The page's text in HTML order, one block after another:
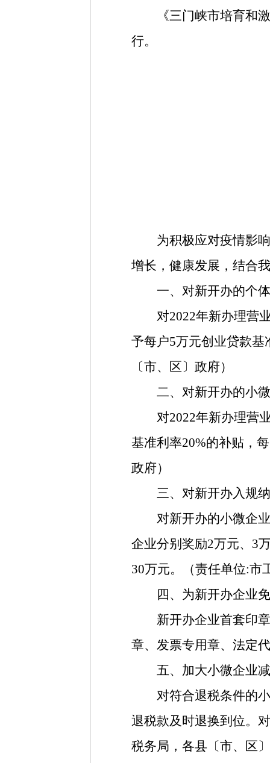
《三门峡市培育和
行。
为积极应对疫情影响
增长，健康发展，结合
一、对新开办的个
对2022年新办理营业
予每户5万元创业贷款基
〔市、区〕政府）
二、对新开办的小
对2022年新办理营业
基准利率20%的补贴，
政府）
三、对新开办入规
对新开办的小微企业
企业分别奖励2万元、3
30万元。（责任单位:市
四、为新开办企业
新开办企业首套印章
章、发票专用章、法定
五、加大小微企业
对符合退税条件的小
退税款及时退换到位。
税务局，各县〔市、区